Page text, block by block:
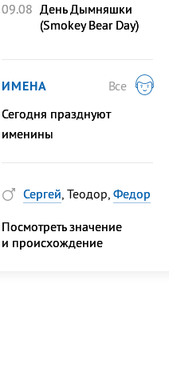
09.08 День Дымняшки
(Smokey Bear Day)
ИМЕНА
Все
Сегодня празднуют
именины
Сергей, Теодор, Федор
Посмотреть значение
и происхождение